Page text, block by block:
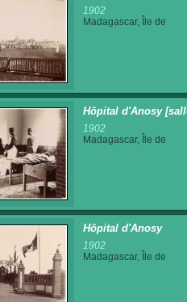
1902
Madagascar, Île de
Hôpital d'Anosy
1902
Madagascar, Île de
Hôpital d'Anosy
1902
Madagascar, Île de